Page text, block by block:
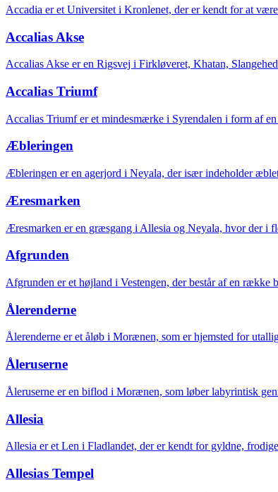
Accadia er et Universitet i Kronlenet, der er kendt for at
Accalias Akse
Accalias Akse er en Rigsvej i Firkløveret, Khatan,
Accalias Triumf
Accalias Triumf er et mindesmærke i Syrendalen i form af
Æbleringen
Æbleringen er en agerjord i Neyala, der især indeholder
Æresmarken
Æresmarken er en græsgang i Allesia og Neyala, hvor der i
Afgrunden
Afgrunden er et højland i Vestengen, der består af en række
Ålerenderne
Ålerenderne er et åløb i Morænen, som er hjemsted for
Åleruserne
Åleruserne er en biflod i Morænen, som løber labyrintisk
Allesia
Allesia er et Len i Fladlandet, der er kendt for gyldne,
Allesias Tempel